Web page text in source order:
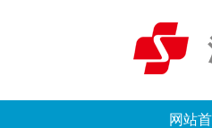
网站